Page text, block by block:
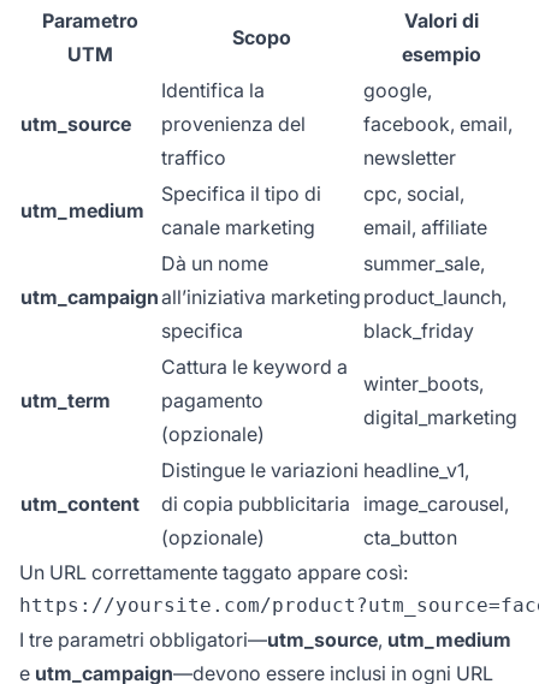
Parametro
UTM
Scopo
Valori di
esempio
utm_source
Identifica la
provenienza del
traffico
google,
facebook, email,
newsletter
utm_medium
Specifica il tipo di
canale marketing
cpc, social,
email, affiliate
utm_campaign
Dà un nome
all’iniziativa marketing
specifica
summer_sale,
product_launch,
black_friday
utm_term
Cattura le keyword a
pagamento
(opzionale)
winter_boots,
digital_marketing
utm_content
Distingue le variazioni
di copia pubblicitaria
(opzionale)
headline_v1,
image_carousel,
cta_button
Un URL correttamente taggato appare così:
I tre parametri obbligatori—utm_source, utm_medium
e utm_campaign—devono essere inclusi in ogni URL